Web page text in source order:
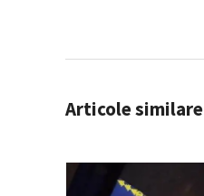
Articole similare